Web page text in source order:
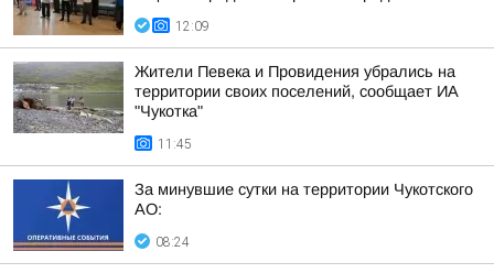
12:09
Жители Певека и Провидения убрались на
территории своих поселений, сообщает ИА
"Чукотка"
11:45
За минувшие сутки на территории Чукотского
АО:
08:24